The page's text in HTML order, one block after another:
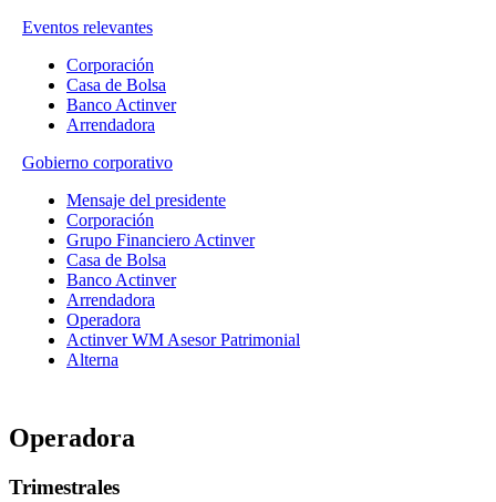
Eventos relevantes
Corporación
Casa de Bolsa
Banco Actinver
Arrendadora
Gobierno corporativo
Mensaje del presidente
Corporación
Grupo Financiero Actinver
Casa de Bolsa
Banco Actinver
Arrendadora
Operadora
Actinver WM Asesor Patrimonial
Alterna
Operadora
Trimestrales